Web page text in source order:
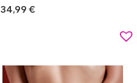
34,99 €